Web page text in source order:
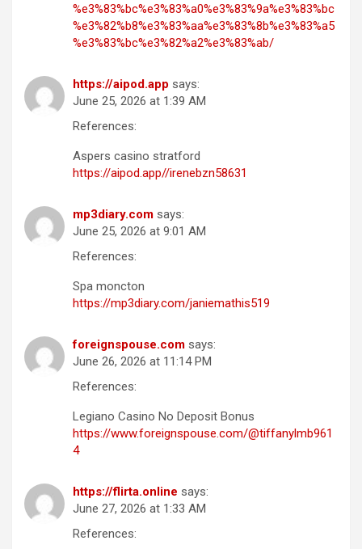
%e3%83%bc%e3%83%a0%e3%83%9a%e3%83%bc
%e3%82%b8%e3%83%aa%e3%83%8b%e3%83%a5
%e3%83%bc%e3%82%a2%e3%83%ab/
https://aipod.app says:
June 25, 2026 at 1:39 AM
References:
Aspers casino stratford
https://aipod.app//irenebzn58631
mp3diary.com says:
June 25, 2026 at 9:01 AM
References:
Spa moncton
https://mp3diary.com/janiemathis519
foreignspouse.com says:
June 26, 2026 at 11:14 PM
References:
Legiano Casino No Deposit Bonus
https://www.foreignspouse.com/@tiffanylmb961
4
https://flirta.online says:
June 27, 2026 at 1:33 AM
References: